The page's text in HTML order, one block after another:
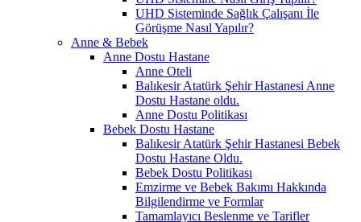
UHD Sisteminde Sağlık Çalışanı İle
Görüşme Nasıl Yapılır?
Anne & Bebek
Anne Dostu Hastane
Anne Oteli
Balıkesir Atatürk Şehir Hastanesi Anne
Dostu Hastane oldu.
Anne Dostu Politikası
Bebek Dostu Hastane
Balıkesir Atatürk Şehir Hastanesi Bebek
Dostu Hastane Oldu.
Bebek Dostu Politikası
Emzirme ve Bebek Bakımı Hakkında
Bilgilendirme ve Formlar
Tamamlayıcı Beslenme ve Tarifler